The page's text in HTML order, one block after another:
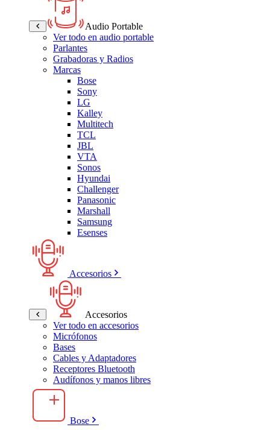
Audio Portable
Ver todo en audio portable
Parlantes
Grabadoras y Radios
Marcas
Bose
Sony
LG
Kalley
Multitech
TCL
JBL
VTA
Sonos
Hyundai
Challenger
Panasonic
Marshall
Samsung
Esenses
Accesorios
Accesorios
Ver todo en accesorios
Micrófonos
Bases
Cables y Adaptadores
Receptores Bluetooth
Audífonos y manos libres
Bose